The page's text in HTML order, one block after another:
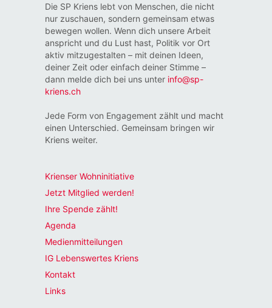
Die SP Kriens lebt von Menschen, die nicht
nur zuschauen, sondern gemeinsam etwas
bewegen wollen. Wenn dich unsere Arbeit
anspricht und du Lust hast, Politik vor Ort
aktiv mitzugestalten – mit deinen Ideen,
deiner Zeit oder einfach deiner Stimme –
dann melde dich bei uns unter info@sp-
kriens.ch
Jede Form von Engagement zählt und macht
einen Unterschied. Gemeinsam bringen wir
Kriens weiter.
Krienser Wohninitiative
Jetzt Mitglied werden!
Ihre Spende zählt!
Agenda
Medienmitteilungen
IG Lebenswertes Kriens
Kontakt
Links